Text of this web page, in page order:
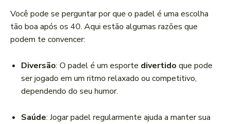
Você pode se perguntar por que o padel é uma escolha
tão boa após os 40. Aqui estão algumas razões que
podem te convencer:
Diversão: O padel é um esporte divertido que pode
ser jogado em um ritmo relaxado ou competitivo,
dependendo do seu humor.
Saúde: Jogar padel regularmente ajuda a manter sua